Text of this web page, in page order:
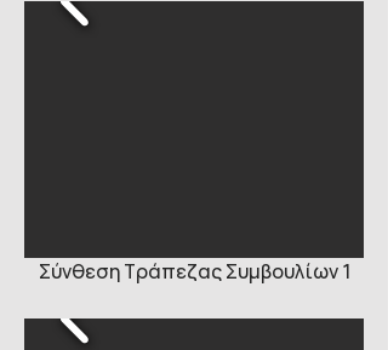
Σύνθεση Τράπεζας Συμβουλίων 1